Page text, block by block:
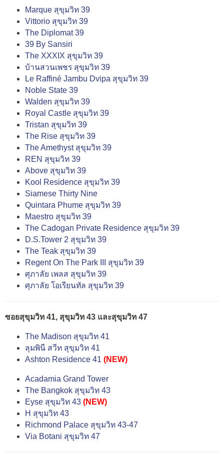
Marque สุขุมวิท 39
Vittorio สุขุมวิท 39
The Diplomat 39
39 By Sansiri
The XXXIX สุขุมวิท 39
บ้านสวนเพชร สุขุมวิท 39
Le Raffiné Jambu Dvipa สุขุมวิท 39
Noble State 39
Walden สุขุมวิท 39
Royal Castle สุขุมวิท 39
Tristan สุขุมวิท 39
The Rise สุขุมวิท 39
The Amethyst สุขุมวิท 39
REN สุขุมวิท 39
Above สุขุมวิท 39
Kool Residence สุขุมวิท 39
Siamese Thirty Nine
Quintara Phume สุขุมวิท 39
Maestro สุขุมวิท 39
The Cadogan Private Residence สุขุมวิท 39
D.S.Tower 2 สุขุมวิท 39
The Teak สุขุมวิท 39
Regent On The Park ΙΙΙ สุขุมวิท 39
ศุภาลัย เพลส สุขุมวิท 39
ศุภาลัย โอเรียนทัล สุขุมวิท 39
ซอยสุขุมวิท 41, สุขุมวิท 43 และสุขุมวิท 47
The Madison สุขุมวิท 41
ลุมพินี สวีท สุขุมวิท 41
Ashton Residence 41 (NEW)
Acadamia Grand Tower
The Bangkok สุขุมวิท 43
Eyse สุขุมวิท 43 (NEW)
H สุขุมวิท 43
Richmond Palace สุขุมวิท 43-47
Via Botani สุขุมวิท 47